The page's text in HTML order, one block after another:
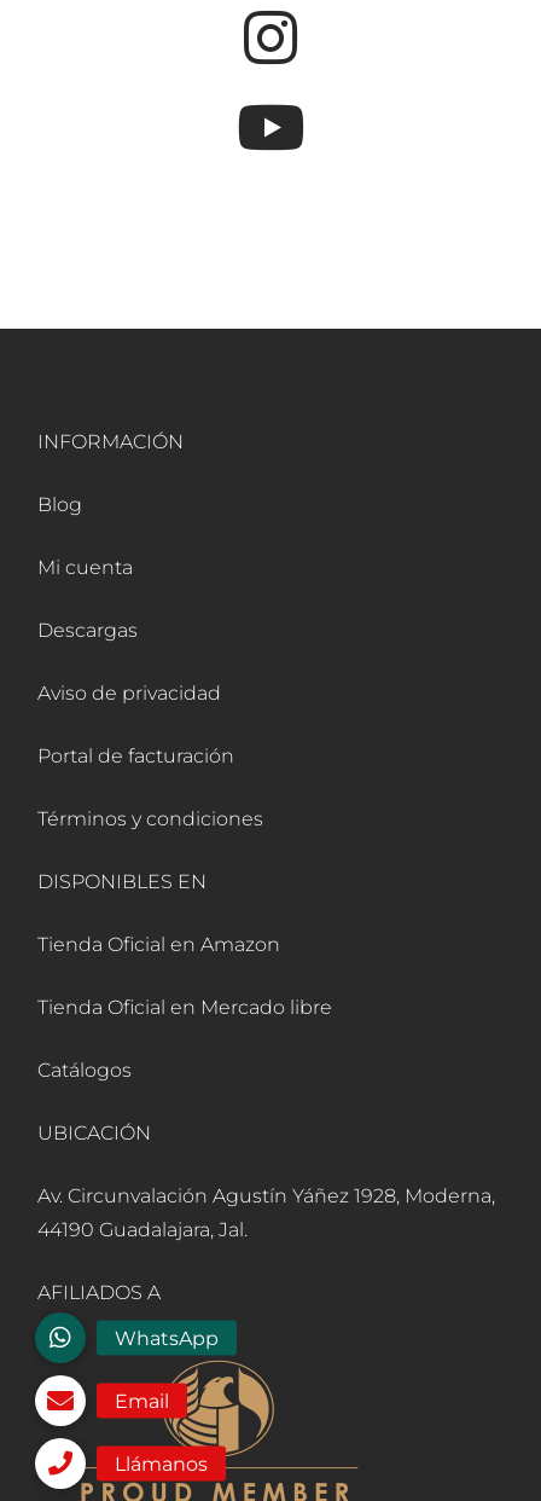
INFORMACIÓN
Blog
Mi cuenta
Descargas
Aviso de privacidad
Portal de facturación
Términos y condiciones
DISPONIBLES EN
Tienda Oficial en Amazon
Tienda Oficial en Mercado libre
Catálogos
UBICACIÓN
Av. Circunvalación Agustín Yáñez 1928, Moderna,
44190 Guadalajara, Jal.
AFILIADOS A